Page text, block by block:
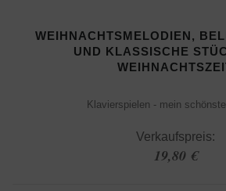
WEIHNACHTSMELODIEN,
UND KLASSISCHE
Klavierspielen - mein
Verkaufspreis:
19,80 €